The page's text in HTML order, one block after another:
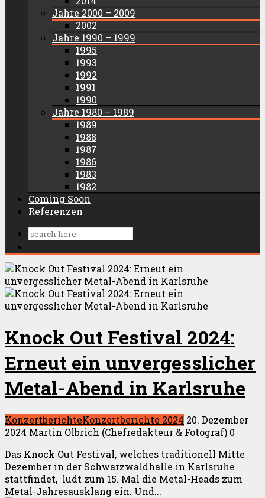
Jahre 2000 – 2009
2002
Jahre 1990 – 1999
1995
1993
1992
1991
1990
Jahre 1980 – 1989
1989
1988
1987
1986
1983
1982
Coming Soon
Referenzen
Knock Out Festival 2024:
Erneut ein unvergesslicher
Metal-Abend in Karlsruhe
KonzertberichteKonzertberichte 2024 20. Dezember
2024 Martin Olbrich (Chefredakteur & Fotograf) 0
Das Knock Out Festival, welches traditionell Mitte
Dezember in der Schwarzwaldhalle in Karlsruhe
stattfindet, ludt zum 15. Mal die Metal-Heads zum
Metal-Jahresausklang ein. Und...